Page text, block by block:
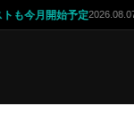
今月開始予定2026.08.07『